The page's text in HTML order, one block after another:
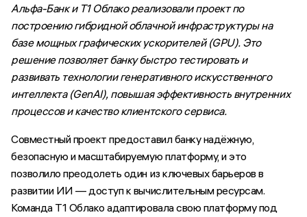
Альфа-Банк и Т1 Облако реализовали проект по
построению гибридной облачной инфраструктуры на
базе мощных графических ускорителей (GPU). Это
решение позволяет банку быстро тестировать и
развивать технологии генеративного искусственного
интеллекта (GenAI), повышая эффективность внутренних
процессов и качество клиентского сервиса.
Совместный проект предоставил банку надёжную,
безопасную и масштабируемую платформу, и это
позволило преодолеть один из ключевых барьеров в
развитии ИИ — доступ к вычислительным ресурсам.
Команда Т1 Облако адаптировала свою платформу под